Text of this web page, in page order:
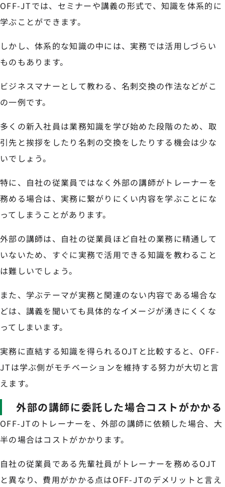
OFF-JTでは、セミナーや講義の形式で、知識を体系的に
学ぶことができます。
しかし、体系的な知識の中には、実務では活用しづらい
ものもあります。
ビジネスマナーとして教わる、名刺交換の作法などがこ
の一例です。
多くの新入社員は業務知識を学び始めた段階のため、取
引先と挨拶をしたり名刺の交換をしたりする機会は少な
いでしょう。
特に、自社の従業員ではなく外部の講師がトレーナーを
務める場合は、実務に繋がりにくい内容を学ぶことにな
ってしまうことがあります。
外部の講師は、自社の従業員ほど自社の業務に精通して
いないため、すぐに実務で活用できる知識を教わること
は難しいでしょう。
また、学ぶテーマが実務と関連のない内容である場合な
どは、講義を聞いても具体的なイメージが湧きにくくな
ってしまいます。
実務に直結する知識を得られるOJTと比較すると、OFF-
JTは学ぶ側がモチベーションを維持する努力が大切と言
えます。
外部の講師に委託した場合コストがかかる
OFF-JTのトレーナーを、外部の講師に依頼した場合、大
半の場合はコストがかかります。
自社の従業員である先輩社員がトレーナーを務めるOJT
と異なり、費用がかかる点はOFF-JTのデメリットと言え